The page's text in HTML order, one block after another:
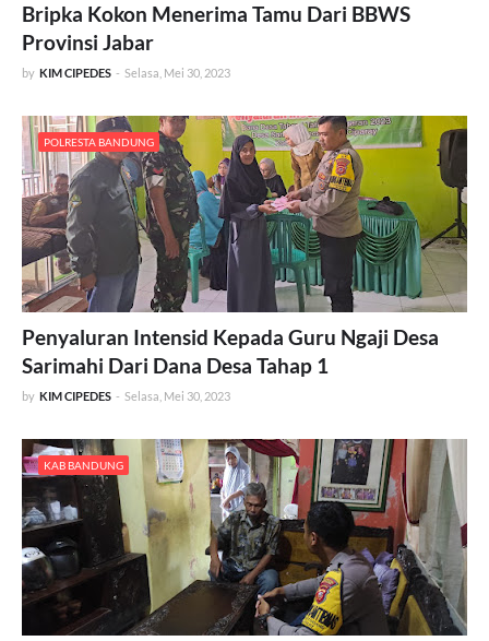
Bripka Kokon Menerima Tamu Dari BBWS
Provinsi Jabar
by KIM CIPEDES - Selasa, Mei 30, 2023
POLRESTA BANDUNG
Penyaluran Intensid Kepada Guru Ngaji Desa
Sarimahi Dari Dana Desa Tahap 1
by KIM CIPEDES - Selasa, Mei 30, 2023
KAB BANDUNG